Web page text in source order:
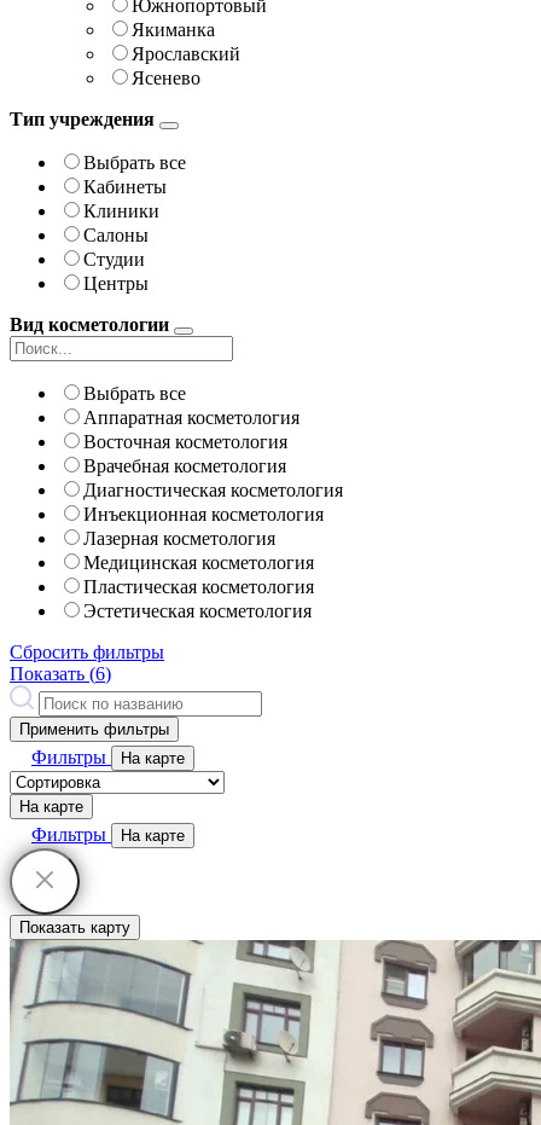
Южнопортовый
Якиманка
Ярославский
Ясенево
Тип учреждения
Выбрать все
Кабинеты
Клиники
Салоны
Студии
Центры
Вид косметологии
Выбрать все
Аппаратная косметология
Восточная косметология
Врачебная косметология
Диагностическая косметология
Инъекционная косметология
Лазерная косметология
Медицинская косметология
Пластическая косметология
Эстетическая косметология
Сбросить фильтры
Показать (6)
Применить фильтры
Фильтры На карте
На карте
Фильтры На карте
Показать карту